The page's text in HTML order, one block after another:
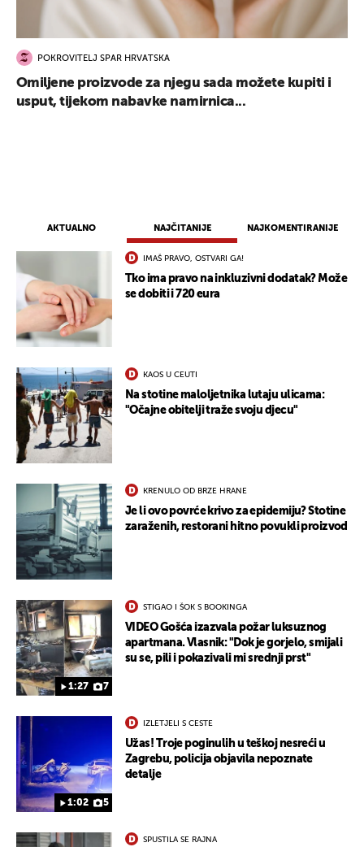
AKTUALNO NAJČITANIJE NAJKOMENTIRANIJE
IMAŠ PRAVO, OSTVARI GA!
Tko ima pravo na inkluzivni dodatak? Može
se dobiti i 720 eura
KAOS U CEUTI
Na stotine maloljetnika lutaju ulicama:
"Očajne obitelji traže svoju djecu"
KRENULO OD BRZE HRANE
Je li ovo povrće krivo za epidemiju? Stotine
zaraženih, restorani hitno povukli proizvod
1:27 7
STIGAO I ŠOK S BOOKINGA
VIDEO Gošća izazvala požar luksuznog
apartmana. Vlasnik: "Dok je gorjelo, smijali
su se, pili i pokazivali mi srednji prst"
1:02 5
IZLETJELI S CESTE
Užas! Troje poginulih u teškoj nesreći u
Zagrebu, policija objavila nepoznate
detalje
SPUSTILA SE RAJNA
POKROVITELJ SPAR HRVATSKA
Omiljene proizvode za njegu sada možete kupiti i
usput, tijekom nabavke namirnica...
UKLJUČITE NOTIFIKACIJE